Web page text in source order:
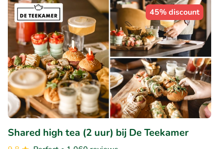
45% discount
Shared high tea (2 uur) bij De Teekamer